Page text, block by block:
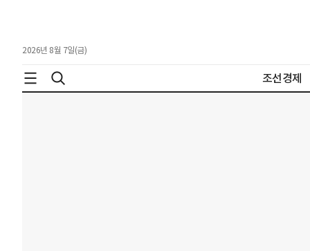
2026년 8월 7일(금)
조선경제